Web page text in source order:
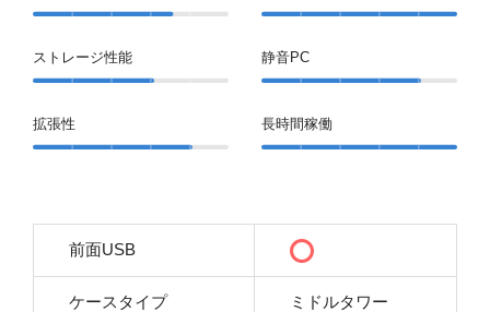
ストレージ性能
拡張性
静音PC
長時間稼働
前面USB
ケースタイプ ミドルタワー